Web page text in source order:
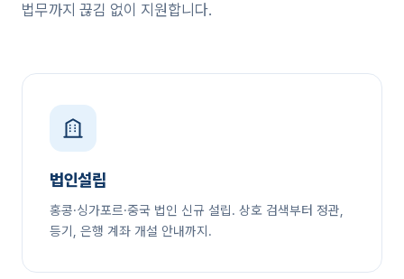
법무까지 끊김 없이 지원합니다.
법인설립
홍콩·싱가포르·중국 법인 신규 설립. 상호 검색부터 정관,
등기, 은행 계좌 개설 안내까지.